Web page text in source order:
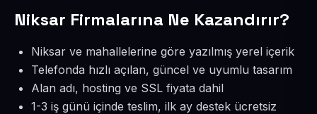
Niksar Firmalarına Ne Kazandırır?
Niksar ve mahallelerine göre yazılmış yerel içerik
Telefonda hızlı açılan, güncel ve uyumlu tasarım
Alan adı, hosting ve SSL fiyata dahil
1-3 iş günü içinde teslim, ilk ay destek ücretsiz